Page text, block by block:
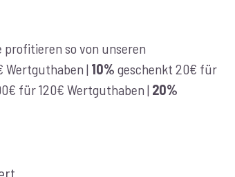
profitieren so von unseren
Wertguthaben | 10% geschenkt 20€ für
für 120€ Wertguthaben | 20%